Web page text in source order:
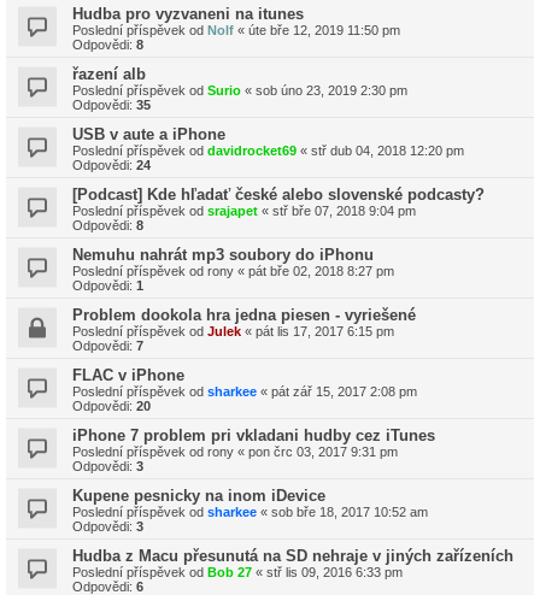
Hudba pro vyzvaneni na itunes
Poslední příspěvek od Nolf « úte bře 12, 2019 11:50 pm
Odpovědi: 8
řazení alb
Poslední příspěvek od Surio « sob úno 23, 2019 2:30 pm
Odpovědi: 35
USB v aute a iPhone
Poslední příspěvek od davidrocket69 « stř dub 04, 2018 12:20 pm
Odpovědi: 24
[Podcast] Kde hľadať české alebo slovenské podcasty?
Poslední příspěvek od srajapet « stř bře 07, 2018 9:04 pm
Odpovědi: 8
Nemuhu nahrát mp3 soubory do iPhonu
Poslední příspěvek od rony « pát bře 02, 2018 8:27 pm
Odpovědi: 1
Problem dookola hra jedna piesen - vyriešené
Poslední příspěvek od Julek « pát lis 17, 2017 6:15 pm
Odpovědi: 7
FLAC v iPhone
Poslední příspěvek od sharkee « pát zář 15, 2017 2:08 pm
Odpovědi: 20
iPhone 7 problem pri vkladani hudby cez iTunes
Poslední příspěvek od rony « pon črc 03, 2017 9:31 pm
Odpovědi: 3
Kupene pesnicky na inom iDevice
Poslední příspěvek od sharkee « sob bře 18, 2017 10:52 am
Odpovědi: 3
Hudba z Macu přesunutá na SD nehraje v jiných zařízeních
Poslední příspěvek od Bob 27 « stř lis 09, 2016 6:33 pm
Odpovědi: 6